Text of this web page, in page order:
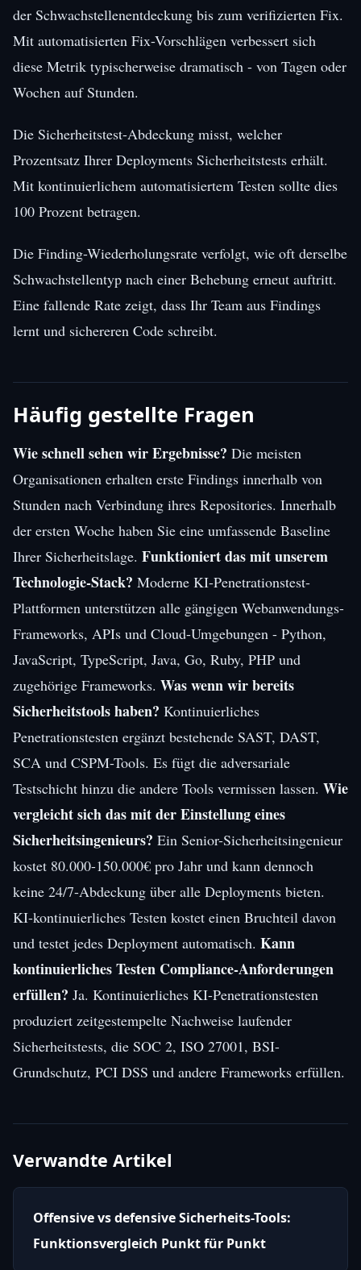
der Schwachstellenentdeckung bis zum verifizierten Fix.
Mit automatisierten Fix-Vorschlägen verbessert sich
diese Metrik typischerweise dramatisch - von Tagen oder
Wochen auf Stunden.
Die Sicherheitstest-Abdeckung misst, welcher
Prozentsatz Ihrer Deployments Sicherheitstests erhält.
Mit kontinuierlichem automatisiertem Testen sollte dies
100 Prozent betragen.
Die Finding-Wiederholungsrate verfolgt, wie oft derselbe
Schwachstellentyp nach einer Behebung erneut auftritt.
Eine fallende Rate zeigt, dass Ihr Team aus Findings
lernt und sichereren Code schreibt.
Häufig gestellte Fragen
Wie schnell sehen wir Ergebnisse? Die meisten
Organisationen erhalten erste Findings innerhalb von
Stunden nach Verbindung ihres Repositories. Innerhalb
der ersten Woche haben Sie eine umfassende Baseline
Ihrer Sicherheitslage. Funktioniert das mit unserem
Technologie-Stack? Moderne KI-Penetrationstest-
Plattformen unterstützen alle gängigen Webanwendungs-
Frameworks, APIs und Cloud-Umgebungen - Python,
JavaScript, TypeScript, Java, Go, Ruby, PHP und
zugehörige Frameworks. Was wenn wir bereits
Sicherheitstools haben? Kontinuierliches
Penetrationstesten ergänzt bestehende SAST, DAST,
SCA und CSPM-Tools. Es fügt die adversariale
Testschicht hinzu die andere Tools vermissen lassen. Wie
vergleicht sich das mit der Einstellung eines
Sicherheitsingenieurs? Ein Senior-Sicherheitsingenieur
kostet 80.000-150.000€ pro Jahr und kann dennoch
keine 24/7-Abdeckung über alle Deployments bieten.
KI-kontinuierliches Testen kostet einen Bruchteil davon
und testet jedes Deployment automatisch. Kann
kontinuierliches Testen Compliance-Anforderungen
erfüllen? Ja. Kontinuierliches KI-Penetrationstesten
produziert zeitgestempelte Nachweise laufender
Sicherheitstests, die SOC 2, ISO 27001, BSI-
Grundschutz, PCI DSS und andere Frameworks erfüllen.
Verwandte Artikel
Offensive vs defensive Sicherheits-Tools:
Funktionsvergleich Punkt für Punkt